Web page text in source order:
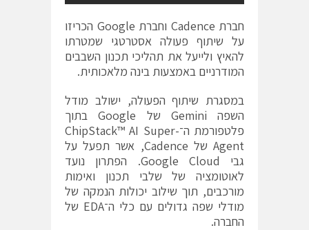
חברת Cadence וחברת Google הכריזו
על שיתוף פעולה אסטרטגי שמטרתו
להאיץ ולייעל את תהליכי תכנון השבבים
המודרניים באמצעות בינה מלאכותית.
במסגרת שיתוף הפעולה, ישולב מודל
השפה Gemini של Google בתוך
פלטפורמת ה־ChipStack™ AI Super-
Agent של Cadence, אשר תפעל על
גבי Google Cloud. הפתרון נועד
לאוטומציה של שלבי תכנון ואימות
מורכבים, תוך שילוב יכולות הנמקה של
מודלי שפה גדולים עם כלי ה־EDA של
החברה.